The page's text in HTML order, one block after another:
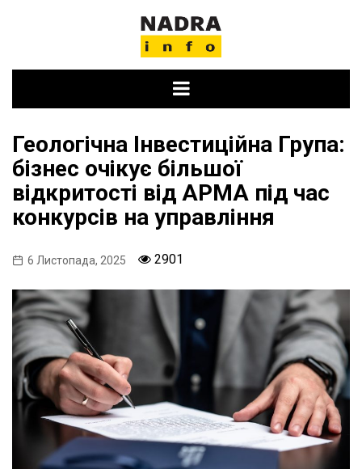
Геологічна Інвестиційна Група:
бізнес очікує більшої
відкритості від АРМА під час
конкурсів на управління
6 Листопада, 2025 2901